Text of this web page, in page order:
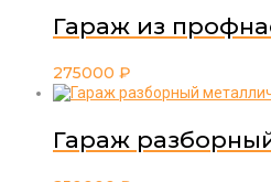
Гараж из
275000 ₽
Гараж